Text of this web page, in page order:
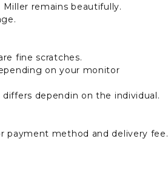
remains beautifully.
fine scratches.
on your monitor
dependin on the individual.
payment method and delivery fee.